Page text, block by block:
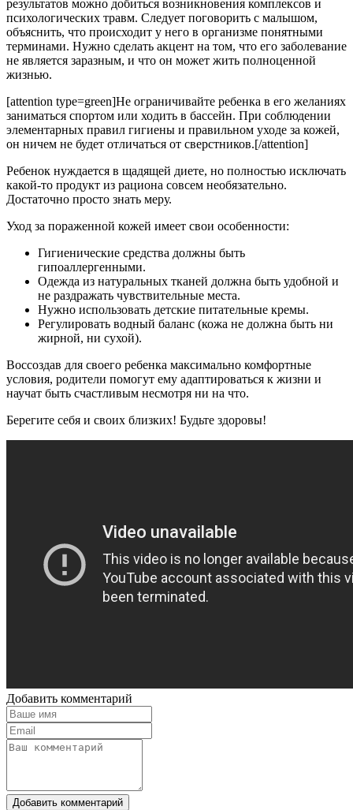
результатов можно добиться возникновения комплексов и
психологических травм. Следует поговорить с малышом,
объяснить, что происходит у него в организме понятными
терминами. Нужно сделать акцент на том, что его заболевание
не является заразным, и что он может жить полноценной
жизнью.
[attention type=green]Не ограничивайте ребенка в его желаниях
заниматься спортом или ходить в бассейн. При соблюдении
элементарных правил гигиены и правильном уходе за кожей,
он ничем не будет отличаться от сверстников.[/attention]
Ребенок нуждается в щадящей диете, но полностью исключать
какой-то продукт из рациона совсем необязательно.
Достаточно просто знать меру.
Уход за пораженной кожей имеет свои особенности:
Гигиенические средства должны быть
гипоаллергенными.
Одежда из натуральных тканей должна быть удобной и
не раздражать чувствительные места.
Нужно использовать детские питательные кремы.
Регулировать водный баланс (кожа не должна быть ни
жирной, ни сухой).
Воссоздав для своего ребенка максимально комфортные
условия, родители помогут ему адаптироваться к жизни и
научат быть счастливым несмотря ни на что.
Берегите себя и своих близких! Будьте здоровы!
Добавить комментарий
Добавить комментарий